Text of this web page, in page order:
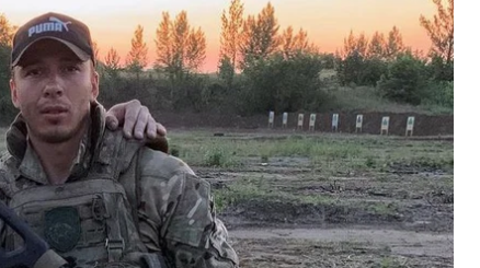
родину якого (тримісячну доньку,
війська.
Make My Cake, Олександр Яковенко.
Make My Cake, де я співвласник. Саме він
— розповів Олександр.
Юрія